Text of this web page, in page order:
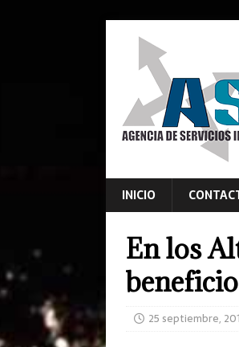
INICIO
En los
25 septiembre,